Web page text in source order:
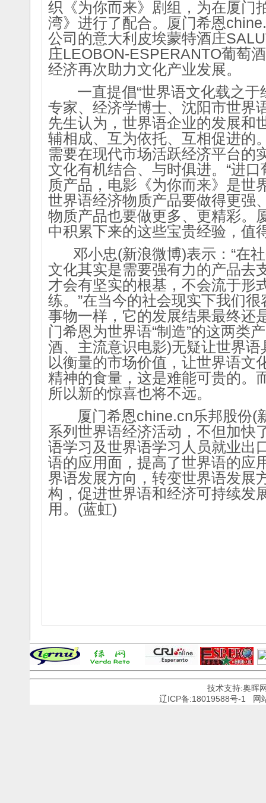
织《为你而来》剧组，为在厦门
湾》进行了配合。厦门希恩
公司的意大利皮埃蒙特酒庄
庄LEOBON-ESPERANTO葡萄
经济再次助力文化产业发展。
一直提倡“世界语文化载之于
专家、经济学博士、沈阳市世界
先生认为，世界语企业的发展和
辅相成、互为依托、互相促进的
需要在现代市场活跃经济平台的
文化有机结合、与时俱进。“进
质产品，电影《为你而来》是世
世界语经济物质产品要做得更强
物质产品也要做更多、更精彩。
中积累下来的这些宝贵经验，值
邓小忠(新浪微博)表示：“在
文化其实是需要强有力的产品去
才会有坚实的根基，不会流于形
练。”在当今的社会现实下我们
事物一样，它的发展结果最终还
门希恩为世界语“制造”的这两类
酒、主流意识电影)无疑让世界
以衡量的市场价值，让世界语文
精神的食量，这是难能可贵的。
所以新的惊喜也将不远。
厦门希恩chine.cn乐邦股份(
系列世界语经济活动，不但加快
语学习及世界语学习人员就业出
语的应用面，提高了世界语的应
界语发展方向，转变世界语发展
构，促进世界语和经济可持续发
用。(蓝虹)
技术支持:奥晖
辽ICP备:18019588号-1
网